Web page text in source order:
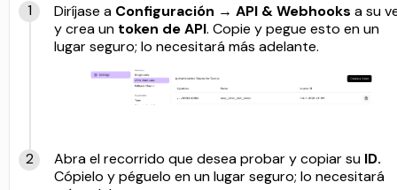
Diríjase a Configuración → API & Webhooks a su
y crea un token de API. Copie y pegue esto en un
lugar seguro; lo necesitará más adelante.
Abra el recorrido que desea probar y copiar su ID.
Cópielo y péguelo en un lugar seguro; lo necesitará